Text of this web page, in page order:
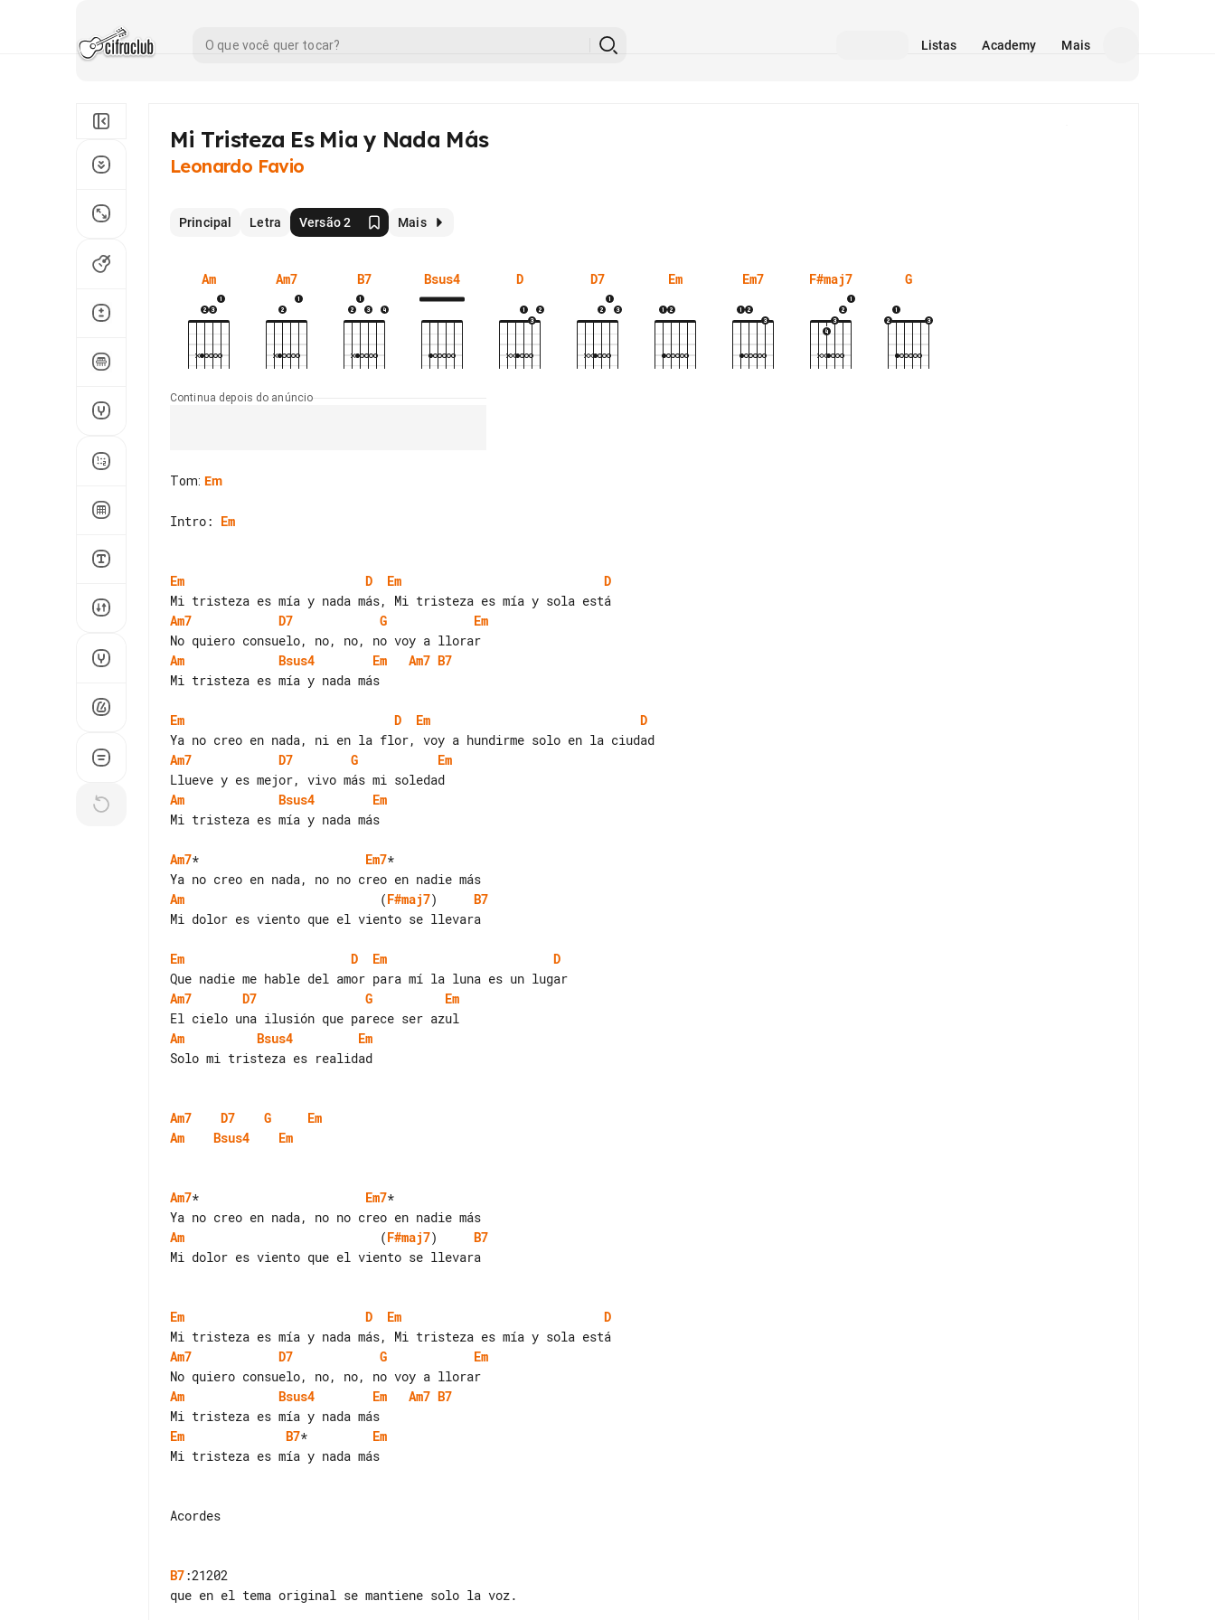
Listas Academy Mais
Mi Tristeza Es Mia y Nada Más
Leonardo Favio
Principal Letra Versão 2 Mais
Am Am7 B7 Bsus4 D D7 Em Em7 F#maj7 G
Continua depois do anúncio
Tom: Em
Intro: Em
Em D Em
D
Am7
D7 G
Em
Am
Bsus4 Em Am7 B7
Mi tristeza es mía y nada más
Em D Em
D
Am7
D7 G
Em
Am
Bsus4
Em
Mi tristeza es mía y nada más
Am7* Em7*
Am
                           (
F#maj7) B7
Mi dolor es viento que el viento se llevara
Em D Em
D
Am7
D7 G
Em
Am
Bsus4
Em
Solo mi tristeza es realidad
Am7 D7 G
Em
Am
Bsus4 Em
Am7* Em7*
Am
                           (
F#maj7) B7
Mi dolor es viento que el viento se llevara
Em D Em
D
Am7
D7 G
Em
Am
Bsus4 Em Am7 B7
Em
B7* Em
Mi tristeza es mía y nada más
Acordes
B7:21202
que en el tema original se mantiene solo la voz.